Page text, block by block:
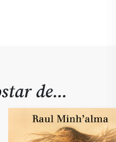
de…